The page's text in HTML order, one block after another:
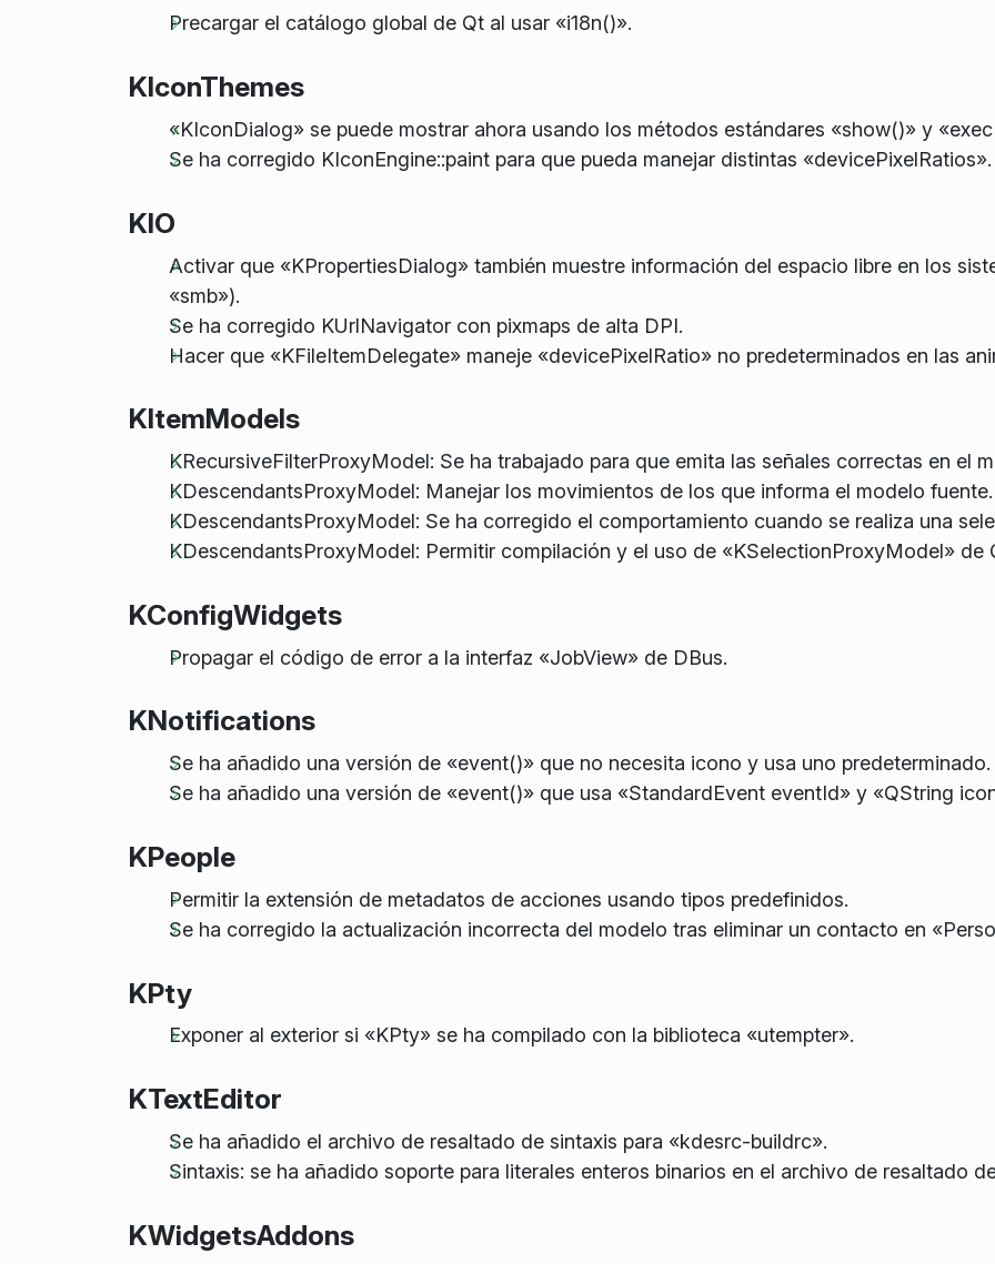
Precargar el catálogo global de Qt al usar «i18n()».
KIconThemes
«KIconDialog» se puede mostrar ahora usando los métodos estándares «show()» y
Se ha corregido KIconEngine::paint para que pueda manejar distintas «devicePixelRatios».
KIO
Activar que «KPropertiesDialog» también muestre información del espacio libre en los
«smb»).
Se ha corregido KUrlNavigator con pixmaps de alta DPI.
Hacer que «KFileItemDelegate» maneje «devicePixelRatio» no predeterminados en las
KItemModels
KRecursiveFilterProxyModel: Se ha trabajado para que emita las señales correctas en el
KDescendantsProxyModel: Manejar los movimientos de los que informa el modelo fuente.
KDescendantsProxyModel: Se ha corregido el comportamiento cuando se realiza una
KDescendantsProxyModel: Permitir compilación y el uso de «KSelectionProxyModel» de
KConfigWidgets
Propagar el código de error a la interfaz «JobView» de DBus.
KNotifications
Se ha añadido una versión de «event()» que no necesita icono y usa uno predeterminado.
Se ha añadido una versión de «event()» que usa «StandardEvent eventId» y «QString
KPeople
Permitir la extensión de metadatos de acciones usando tipos predefinidos.
Se ha corregido la actualización incorrecta del modelo tras eliminar un contacto en
KPty
Exponer al exterior si «KPty» se ha compilado con la biblioteca «utempter».
KTextEditor
Se ha añadido el archivo de resaltado de sintaxis para «kdesrc-buildrc».
Sintaxis: se ha añadido soporte para literales enteros binarios en el archivo de resaltado
KWidgetsAddons